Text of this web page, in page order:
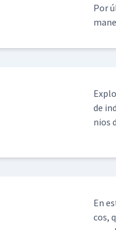
Por
de
nios
En
cos,